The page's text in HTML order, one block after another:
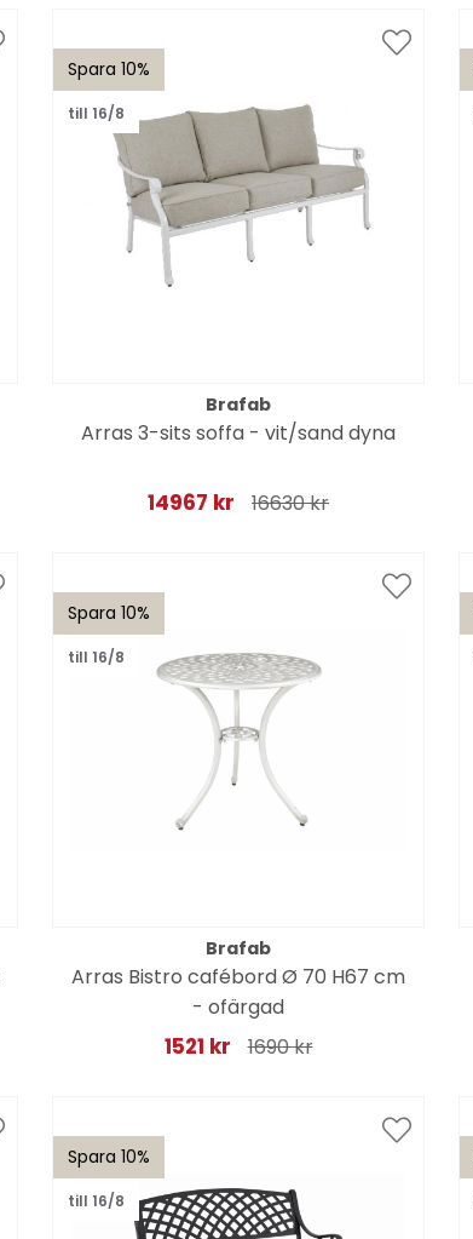
Spara 10%
till 16/8
Brafab
Arras 3-sits soffa - vit/sand dyna
14967 kr 16630 kr
Spara 10%
till 16/8
Brafab
Arras Bistro cafébord Ø 70 H67 cm
- ofärgad
1521 kr 1690 kr
Spara 10%
till 16/8